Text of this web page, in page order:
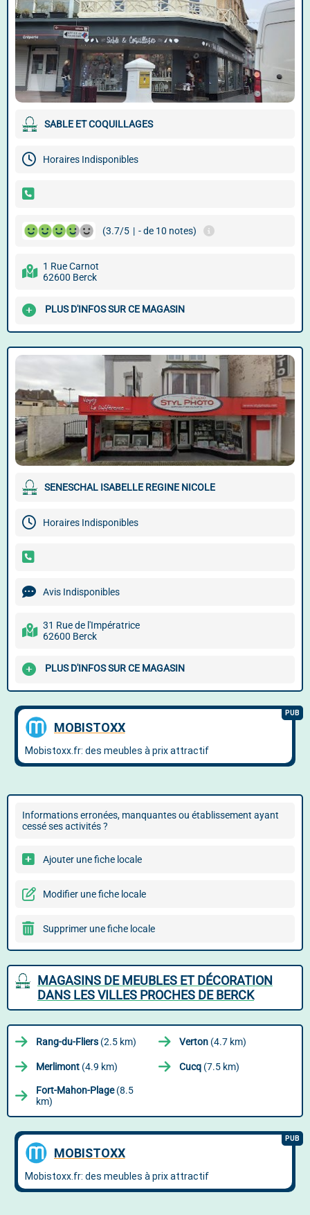
SABLE ET COQUILLAGES
Horaires Indisponibles
(3.7/5 | - de 10 notes)
1 Rue Carnot
62600 Berck
PLUS D'INFOS SUR CE MAGASIN
SENESCHAL ISABELLE REGINE NICOLE
Horaires Indisponibles
Avis Indisponibles
31 Rue de l'Impératrice
62600 Berck
PLUS D'INFOS SUR CE MAGASIN
Informations erronées, manquantes ou établissement ayant
cessé ses activités ?
Ajouter une fiche locale
Modifier une fiche locale
Supprimer une fiche locale
MAGASINS DE MEUBLES ET DÉCORATION
DANS LES VILLES PROCHES DE BERCK
Rang-du-Fliers (2.5 km) Verton (4.7 km)
Merlimont (4.9 km) Cucq (7.5 km)
Fort-Mahon-Plage(8.5
km)